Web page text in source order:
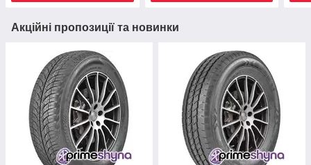
Акційні пропозиції та новинки